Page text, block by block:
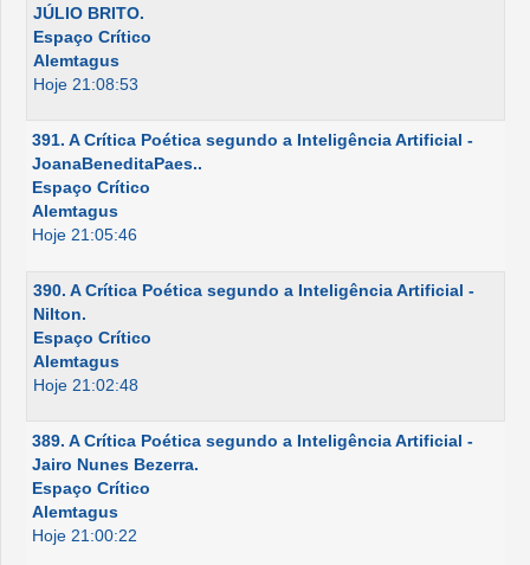
JÚLIO BRITO.
Espaço Crítico
Alemtagus
Hoje 21:08:53
391. A Crítica Poética segundo a Inteligência Artificial -
JoanaBeneditaPaes..
Espaço Crítico
Alemtagus
Hoje 21:05:46
390. A Crítica Poética segundo a Inteligência Artificial -
Nilton.
Espaço Crítico
Alemtagus
Hoje 21:02:48
389. A Crítica Poética segundo a Inteligência Artificial -
Jairo Nunes Bezerra.
Espaço Crítico
Alemtagus
Hoje 21:00:22